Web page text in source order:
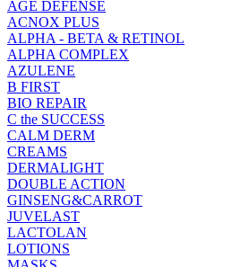
AGE DEFENSE
ACNOX PLUS
ALPHA - BETA & RETINOL
ALPHA COMPLEX
AZULENE
B FIRST
BIO REPAIR
C the SUCCESS
CALM DERM
CREAMS
DERMALIGHT
DOUBLE ACTION
GINSENG&CARROT
JUVELAST
LACTOLAN
LOTIONS